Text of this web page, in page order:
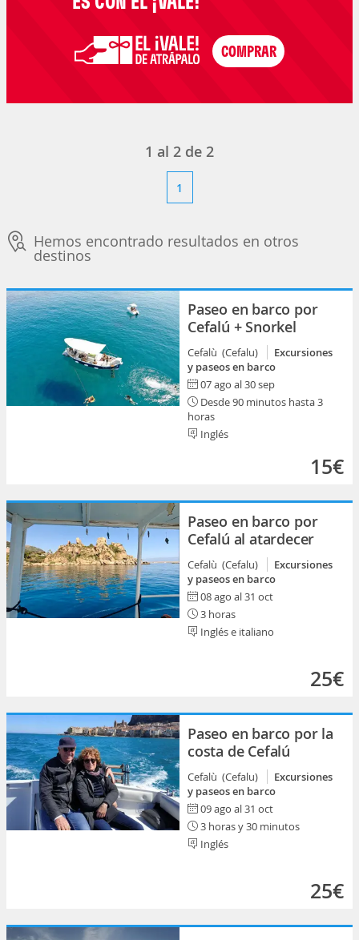
1 al 2 de 2
1
Hemos encontrado resultados en otros
destinos
Paseo en barco por
Cefalú + Snorkel
Cefalù (Cefalu)
Excursiones
y paseos en barco
07 ago al 30 sep
Desde 90 minutos hasta 3
horas
Inglés
15€
Paseo en barco por
Cefalú al atardecer
Cefalù (Cefalu)
Excursiones
y paseos en barco
08 ago al 31 oct
3 horas
Inglés e italiano
25€
Paseo en barco por la
costa de Cefalú
Cefalù (Cefalu)
Excursiones
y paseos en barco
09 ago al 31 oct
3 horas y 30 minutos
Inglés
25€